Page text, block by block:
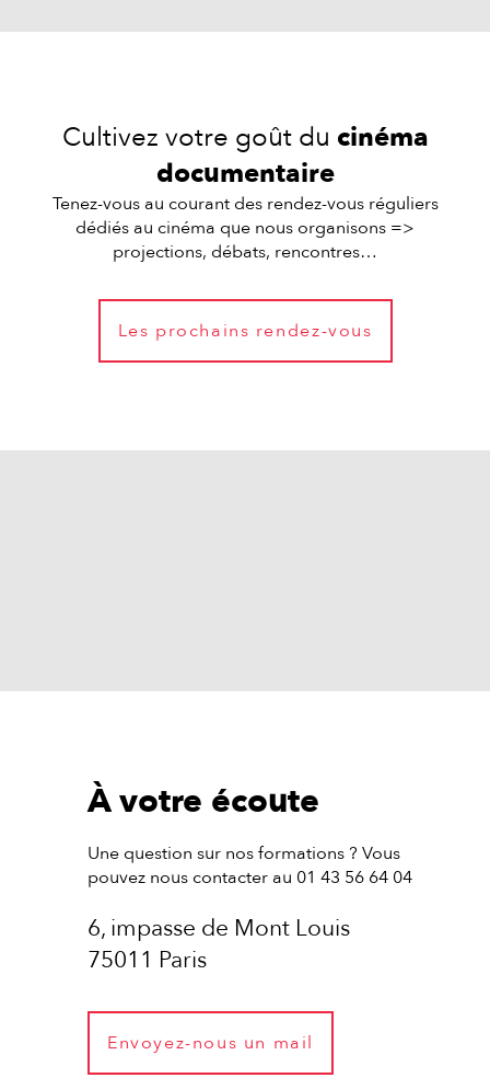
Cultivez votre goût du cinéma
documentaire
Tenez-vous au courant des rendez-vous réguliers
dédiés au cinéma que nous organisons =>
projections, débats, rencontres…
Les prochains rendez-vous
À votre écoute
Une question sur nos formations ? Vous
pouvez nous contacter au 01 43 56 64 04
6, impasse de Mont Louis
75011 Paris
Envoyez-nous un mail